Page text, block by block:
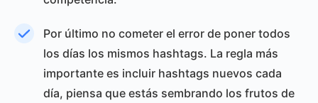
Por último no cometer el error de poner todos
los días los mismos hashtags. La regla más
importante es incluir hashtags nuevos cada
día, piensa que estás sembrando los frutos de